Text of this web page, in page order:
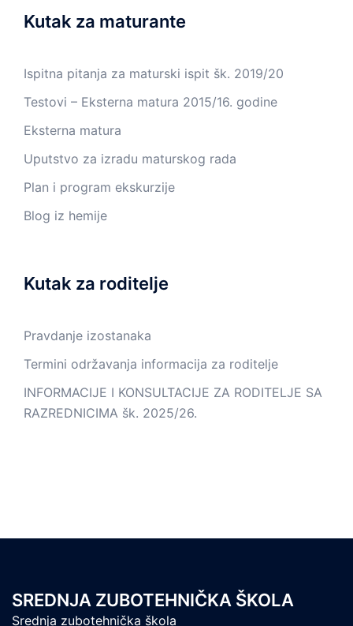
Kutak za maturante
Ispitna pitanja za maturski ispit šk. 2019/20
Testovi – Eksterna matura 2015/16. godine
Eksterna matura
Uputstvo za izradu maturskog rada
Plan i program ekskurzije
Blog iz hemije
Kutak za roditelje
Pravdanje izostanaka
Termini održavanja informacija za roditelje
INFORMACIJE I KONSULTACIJE ZA RODITELJE SA
RAZREDNICIMA šk. 2025/26.
SREDNJA ZUBOTEHNIČKA ŠKOLA
Srednja zubotehnička škola